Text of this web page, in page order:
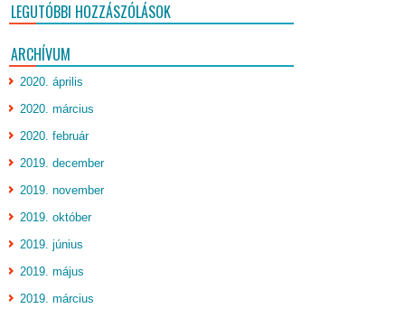
LEGUTÓBBI HOZZÁSZÓLÁSOK
ARCHÍVUM
2020. április
2020. március
2020. február
2019. december
2019. november
2019. október
2019. június
2019. május
2019. március